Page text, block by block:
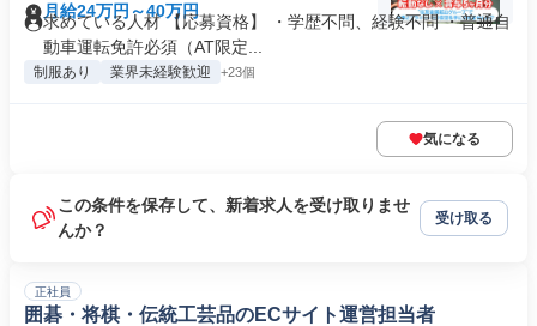
月給24万円～40万円
求めている人材 【応募資格】 ・学歴不問、経験不問 ・普通自
動車運転免許必須（AT限定...
制服あり 業界未経験歓迎 +23個
気になる
この条件を保存して、新着求人を受け取りませ
んか？
受け取る
正社員
囲碁・将棋・伝統工芸品のECサイト運営担当者